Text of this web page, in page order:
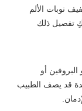
نوبات الألم
تفصيل ذلك
أو
قد يصف الطبيب